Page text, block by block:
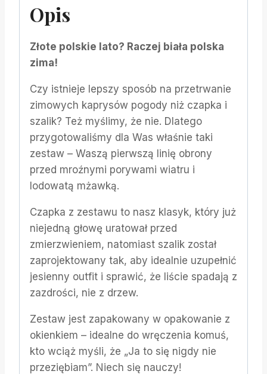
Opis
Złote polskie lato? Raczej biała polska
zima!
Czy istnieje lepszy sposób na przetrwanie
zimowych kaprysów pogody niż czapka i
szalik? Też myślimy, że nie. Dlatego
przygotowaliśmy dla Was właśnie taki
zestaw – Waszą pierwszą linię obrony
przed mroźnymi porywami wiatru i
lodowatą mżawką.
Czapka z zestawu to nasz klasyk, który już
niejedną głowę uratował przed
zmierzwieniem, natomiast szalik został
zaprojektowany tak, aby idealnie uzupełnić
jesienny outfit i sprawić, że liście spadają z
zazdrości, nie z drzew.
Zestaw jest zapakowany w opakowanie z
okienkiem – idealne do wręczenia komuś,
kto wciąż myśli, że „Ja to się nigdy nie
przeziębiam”. Niech się nauczy!